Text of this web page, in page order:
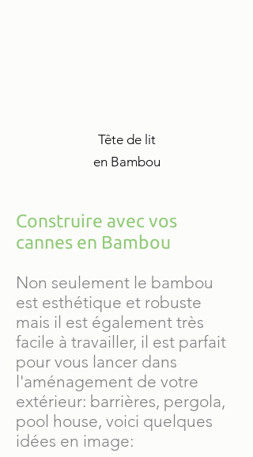
​Tête de lit
en Bambou
Construire avec vos
cannes en Bambou
Non seulement le bambou
est esthétique et robuste
mais il est également très
facile à travailler, il est parfait
pour vous lancer dans
l'aménagement de votre
extérieur: barrières, pergola,
pool house, voici quelques
idées en image: